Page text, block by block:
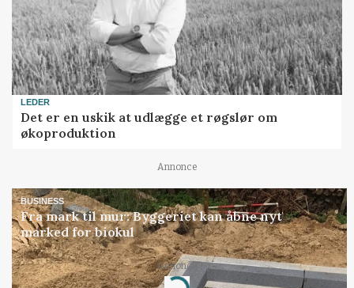
LEDER
Det er en uskik at udlægge et røgslør om
økoproduktion
Annonce
BUSINESS
Fra mark til mur: Byggeriet kan åbne nyt
marked for biokul
Annonce